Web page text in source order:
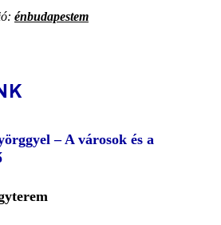
énbudapestem
– A városok és a